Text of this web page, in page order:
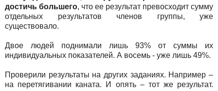
достичь большего, что ее результат превосходит сумму
отдельных результатов членов группы, уже
существовало.
Двое людей поднимали лишь 93% от суммы их
индивидуальных показателей. А восемь - уже лишь 49%.
Проверили результаты на других заданиях. Например –
на перетягивании каната. И опять – тот же результат.